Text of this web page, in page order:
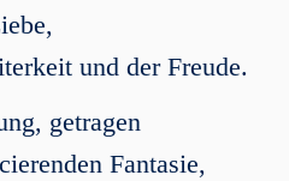
und der Freude.
getragen
Fantasie,